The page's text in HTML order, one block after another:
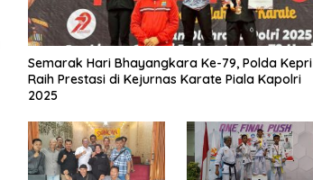
Semarak Hari Bhayangkara Ke-79, Polda Kepri
Raih Prestasi di Kejurnas Karate Piala Kapolri
2025